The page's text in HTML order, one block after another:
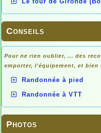
Conseils
Pour ne rien oublier, ... des
emporter, l'équipement, et bien
Randonnée à pied
Randonnée à VTT
Photos